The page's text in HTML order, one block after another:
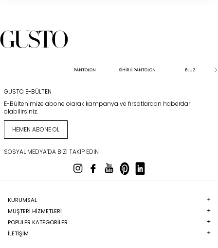
PANTOLON SİHİRLİ PANTOLON BLUZ
GUSTO E-BÜLTEN
E-Bültenimize abone olarak kampanya ve fırsatlardan haberdar
olabilirsiniz.
HEMEN ABONE OL
SOSYAL MEDYA’DA BIZI TAKIP EDIN
KURUMSAL
MÜŞTERI HIZMETLERI
POPÜLER KATEGORILER
İLETİŞİM